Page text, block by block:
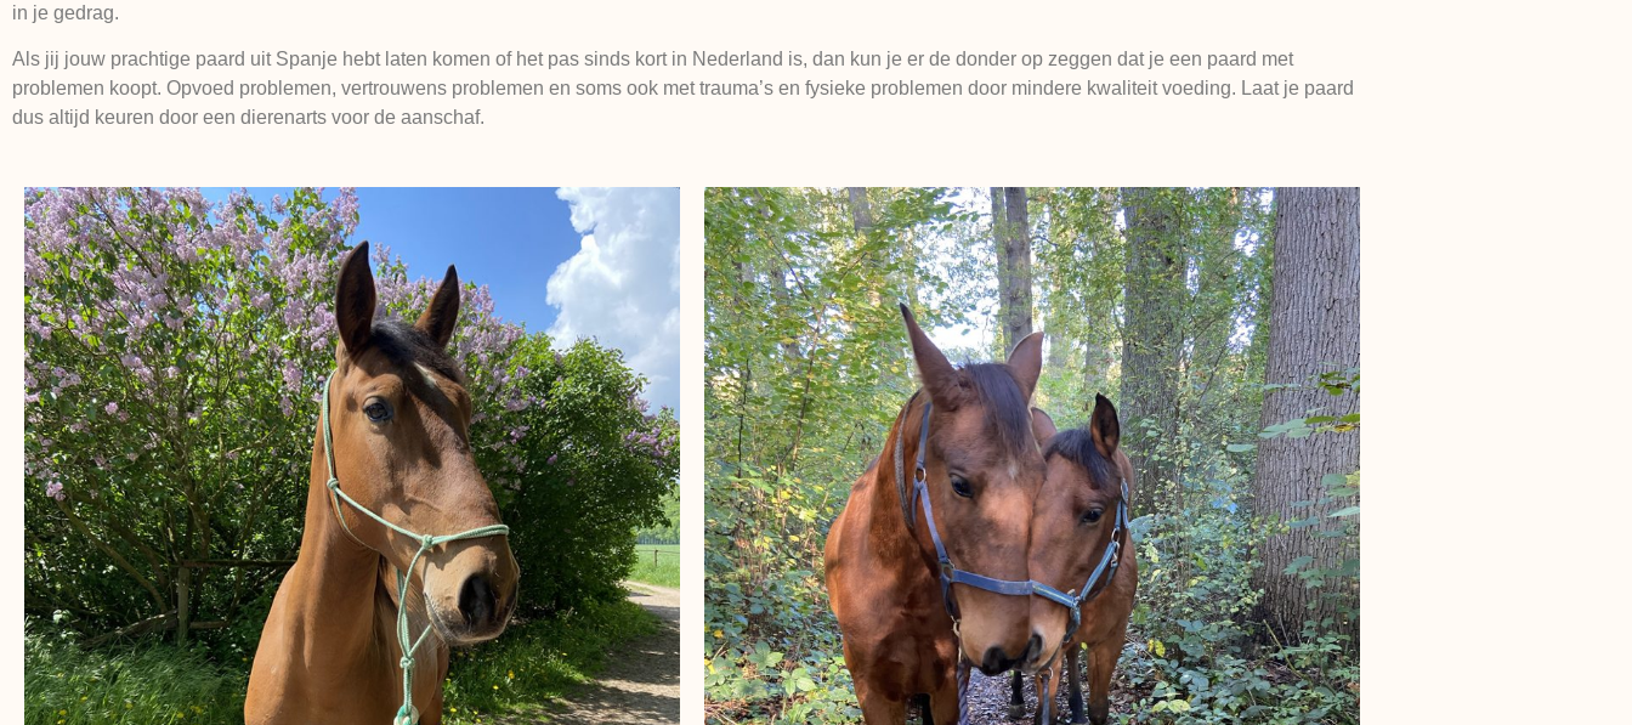
in je gedrag.
Als jij jouw prachtige paard uit Spanje hebt laten komen of het pas sinds kort in Nederland is, dan kun je er de donder op zeggen dat je een paard met
problemen koopt. Opvoed problemen, vertrouwens problemen en soms ook met trauma’s en fysieke problemen door mindere kwaliteit voeding. Laat je paard
dus altijd keuren door een dierenarts voor de aanschaf.